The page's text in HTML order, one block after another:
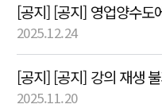
[공지] [공지] 영업양수도
2025.12.24
[공지] [공지] 강의 재생
2025.11.20